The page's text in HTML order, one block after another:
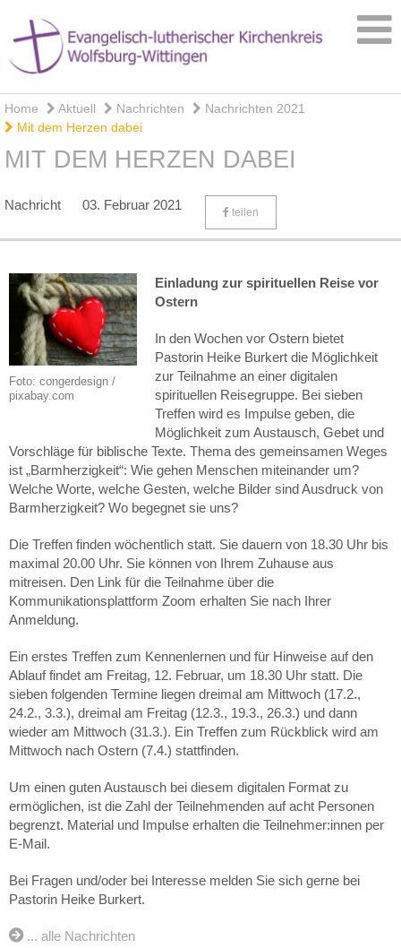
Home Aktuell Nachrichten
Nachrichten 2021
Mit dem Herzen dabei
MIT DEM HERZEN DABEI
Nachricht 03. Februar 2021 teilen
Foto: congerdesign /
pixabay.com
Einladung zur spirituellen Reise vor
Ostern
In den Wochen vor Ostern bietet
Pastorin Heike Burkert die Möglichkeit
zur Teilnahme an einer digitalen
spirituellen Reisegruppe. Bei sieben
Treffen wird es Impulse geben, die
Möglichkeit zum Austausch, Gebet und
Vorschläge für biblische Texte. Thema des gemeinsamen Weges
ist „Barmherzigkeit“: Wie gehen Menschen miteinander um?
Welche Worte, welche Gesten, welche Bilder sind Ausdruck von
Barmherzigkeit? Wo begegnet sie uns?
Die Treffen finden wöchentlich statt. Sie dauern von 18.30 Uhr bis
maximal 20.00 Uhr. Sie können von Ihrem Zuhause aus
mitreisen. Den Link für die Teilnahme über die
Kommunikationsplattform Zoom erhalten Sie nach Ihrer
Anmeldung.
Ein erstes Treffen zum Kennenlernen und für Hinweise auf den
Ablauf findet am Freitag, 12. Februar, um 18.30 Uhr statt. Die
sieben folgenden Termine liegen dreimal am Mittwoch (17.2.,
24.2., 3.3.), dreimal am Freitag (12.3., 19.3., 26.3.) und dann
wieder am Mittwoch (31.3.). Ein Treffen zum Rückblick wird am
Mittwoch nach Ostern (7.4.) stattfinden.
Um einen guten Austausch bei diesem digitalen Format zu
ermöglichen, ist die Zahl der Teilnehmenden auf acht Personen
begrenzt. Material und Impulse erhalten die Teilnehmer:innen per
E-Mail.
Bei Fragen und/oder bei Interesse melden Sie sich gerne bei
Pastorin Heike Burkert.
... alle Nachrichten